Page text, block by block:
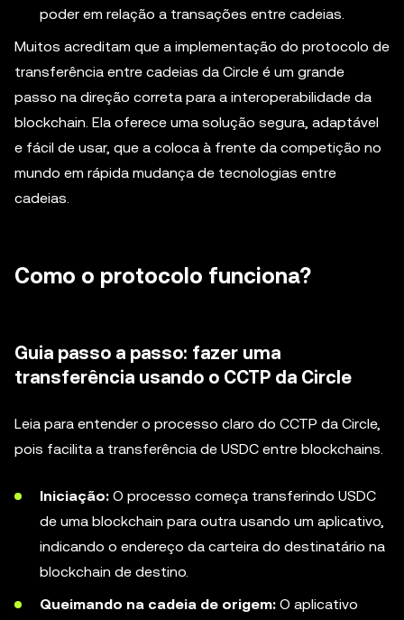
poder em relação a transações entre cadeias.
Muitos acreditam que a implementação do protocolo de
transferência entre cadeias da Circle é um grande
passo na direção correta para a interoperabilidade da
blockchain. Ela oferece uma solução segura, adaptável
e fácil de usar, que a coloca à frente da competição no
mundo em rápida mudança de tecnologias entre
cadeias.
Como o protocolo funciona?
Guia passo a passo: fazer uma
transferência usando o CCTP da Circle
Leia para entender o processo claro do CCTP da Circle,
pois facilita a transferência de USDC entre blockchains.
Iniciação: O processo começa transferindo USDC
de uma blockchain para outra usando um aplicativo,
indicando o endereço da carteira do destinatário na
blockchain de destino.
Queimando na cadeia de origem: O aplicativo